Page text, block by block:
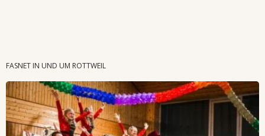
FASNET IN UND UM ROTTWEIL